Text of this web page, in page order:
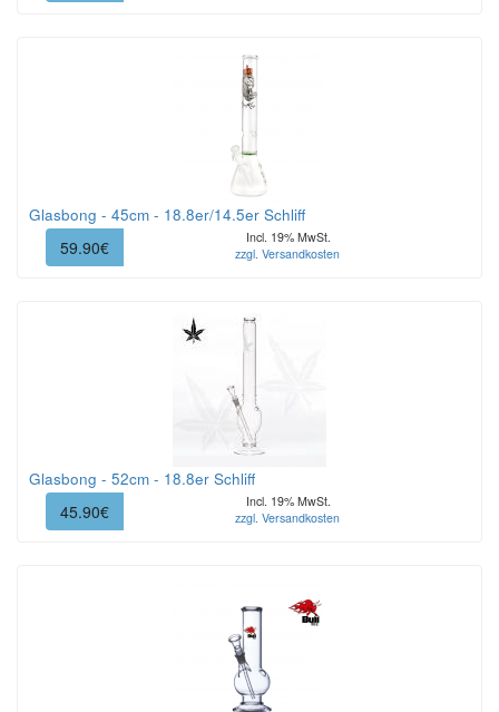
Glasbong - 45cm - 18.8er/14.5er Schliff
59.90€
Incl. 19% MwSt.
zzgl. Versandkosten
Glasbong - 52cm - 18.8er Schliff
45.90€
Incl. 19% MwSt.
zzgl. Versandkosten